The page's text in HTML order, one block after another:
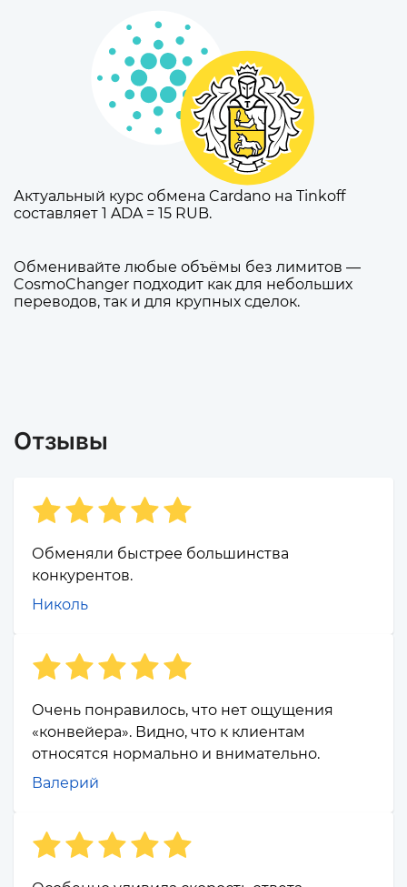
Актуальный курс обмена Cardano на Tinkoff
составляет 1 ADA = 15 RUB.
Обменивайте любые объёмы без лимитов —
CosmoChanger подходит как для небольших
переводов, так и для крупных сделок.
Отзывы
Обменяли быстрее большинства
конкурентов.
Николь
Очень понравилось, что нет ощущения
«конвейера». Видно, что к клиентам
относятся нормально и внимательно.
Валерий